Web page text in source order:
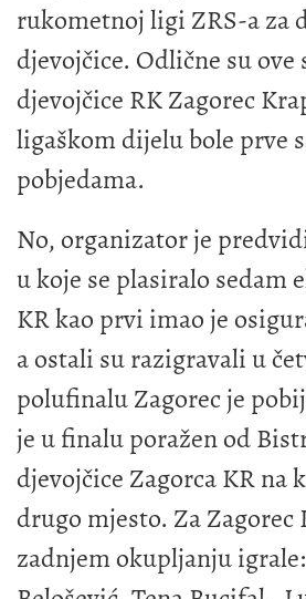
rukometnoj ligi ZRS-a za
djevojčice. Odlične su ove
djevojčice RK Zagorec
ligaškom dijelu bole prve
pobjedama.
No, organizator je
u koje se plasiralo sedam
KR kao prvi imao je
a ostali su razigravali u
polufinalu Zagorec je
je u finalu poražen od
djevojčice Zagorca KR na
drugo mjesto. Za Zagorec
zadnjem okupljanju